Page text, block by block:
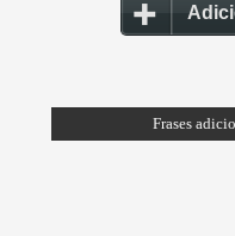
Frases